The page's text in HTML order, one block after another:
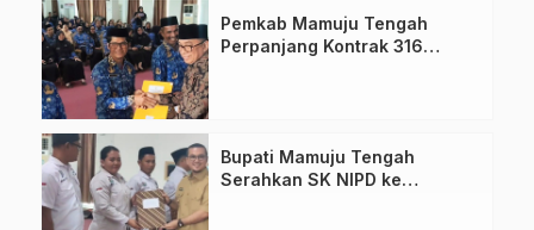
Pemkab Mamuju Tengah
Perpanjang Kontrak 316
Bupati Mamuju Tengah
Serahkan SK NIPD ke